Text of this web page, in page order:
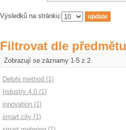
Výsledků na stránku:
Filtrovat dle předmětu
Zobrazují se záznamy 1-5 z 2
Delphi method (1)
Industry 4.0 (1)
innovation (1)
smart city (1)